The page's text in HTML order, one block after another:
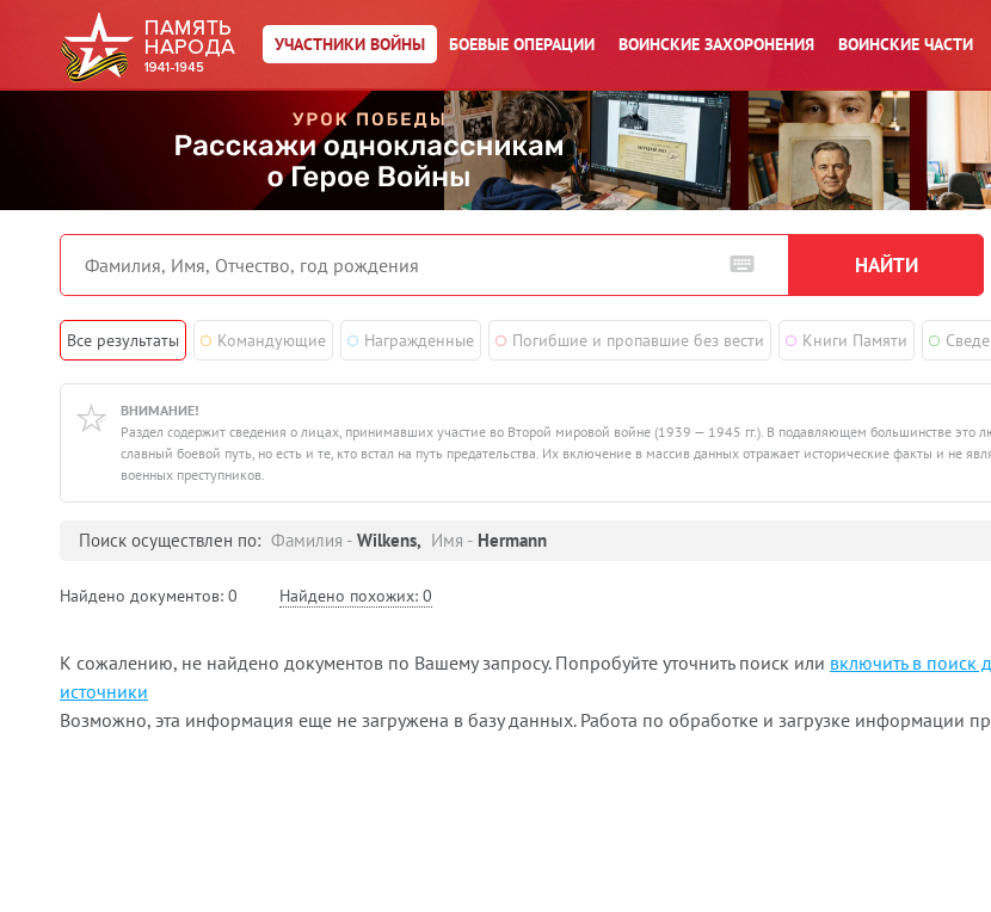
УЧАСТНИКИ ВОЙНЫ БОЕВЫЕ ОПЕРАЦИИ ВОИНСКИЕ ЗАХОРОНЕНИЯ ВОИНСКИЕ ЧАСТИ
Все результаты Командующие Награжденные Погибшие и пропавшие без вести Книги Памяти
ВНИМАНИЕ!
Раздел содержит сведения о лицах, принимавших участие во Второй мировой войне (1939 — 1945 гг.). В подавляющем большинстве это
славный боевой путь, но есть и те, кто встал на путь предательства. Их включение в массив данных отражает исторические факты и не
военных преступников.
Поиск осуществлен по: Фамилия - Wilkens, Имя - Hermann
Найдено документов: 0 Найдено похожих: 0
К сожалению, не найдено документов по Вашему запросу. Попробуйте уточнить поиск или включить в поиск
источники
Возможно, эта информация еще не загружена в базу данных. Работа по обработке и загрузке информации